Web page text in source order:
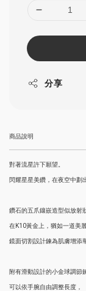
分享
商品說明
對著流星許下願望。
閃耀星星美鑽，在夜空中劃
鑽石的五爪鑲嵌造型似放射
在K10黃金上，猶如一道美
鏡面切割設計鍊為肌膚增添
附有滑動設計的小金球調節
可以依手腕自由調整長度，